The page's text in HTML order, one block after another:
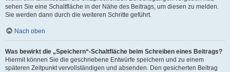
sehen Sie eine Schaltfläche in der Nähe des Beitrags, um diesen zu melden.
Sie werden dann durch die weiteren Schritte geführt.
Nach oben
Was bewirkt die „Speichern“-Schaltfläche beim Schreiben eines Beitrags?
Hiermit können Sie die geschriebene Entwürfe speichern und zu einem
späteren Zeitpunkt vervollständigen und absenden. Den gesicherten Beitrag